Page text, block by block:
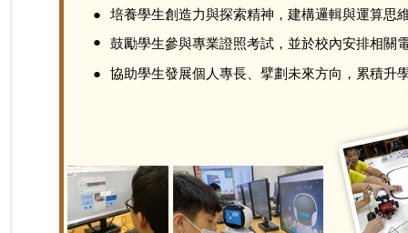
●
培養學生創造力與探索精神，建構邏輯與運算思
●
鼓勵學生參與專業證照考試，並於校內安排相關
● 協助學生發展個人專長、擘劃未來方向，累積升